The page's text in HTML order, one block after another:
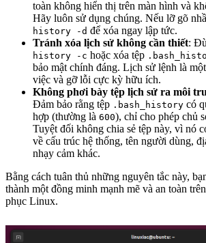
toàn không hiển thị trên màn hình và
Hãy luôn sử dụng chúng. Nếu lỡ gõ
history -d để xóa ngay lập tức.
Tránh xóa lịch sử không cần thiết:
history -c hoặc xóa tệp
bảo mật chính đáng. Lịch sử lệnh là
việc và gỡ lỗi cực kỳ hữu ích.
Không phơi bày tệp lịch sử ra môi
Đảm bảo rằng tệp .bash_history có
hợp (thường là 600), chỉ cho phép chủ
Tuyệt đối không chia sẻ tệp này, vì nó
về cấu trúc hệ thống, tên người dùng,
nhạy cảm khác.
Bằng cách tuân thủ những nguyên tắc này,
thành một đồng minh mạnh mẽ và an toàn
phục Linux.